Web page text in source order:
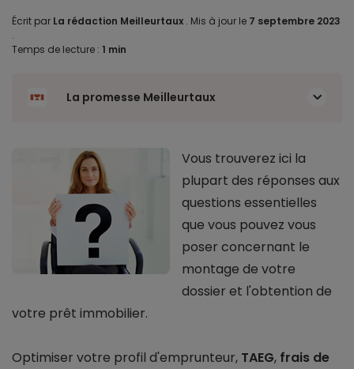
Écrit par La rédaction Meilleurtaux . Mis à jour le 7 septembre 2023
.
Temps de lecture : 1 min
La promesse Meilleurtaux
Vous trouverez ici la
plupart des réponses aux
questions essentielles
que vous pouvez vous
poser concernant le
montage de votre
dossier et l'obtention de
votre prêt immobilier.
Optimiser votre profil d'emprunteur, TAEG, frais de